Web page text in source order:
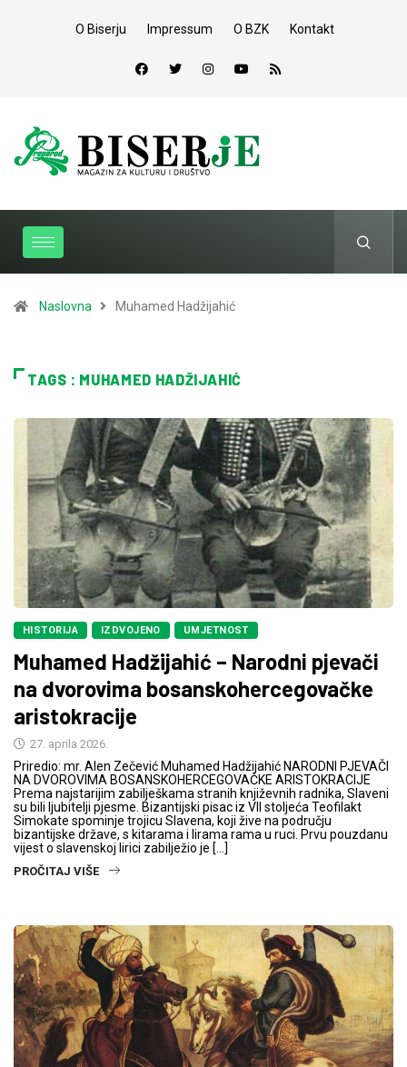
O Biserju Impressum O BZK Kontakt
Naslovna Muhamed Hadžijahić
TAGS : MUHAMED HADŽIJAHIĆ
HISTORIJA IZDVOJENO UMJETNOST
Muhamed Hadžijahić – Narodni pjevači
na dvorovima bosanskohercegovačke
aristokracije
27. aprila 2026.
Priredio: mr. Alen Zečević Muhamed Hadžijahić NARODNI PJEVAČI
NA DVOROVIMA BOSANSKOHERCEGOVAČKE ARISTOKRACIJE
Prema najstarijim zabilješkama stranih književnih radnika, Slaveni
su bili ljubitelji pjesme. Bizantijski pisac iz VII stoljeća Teofilakt
Simokate spominje trojicu Slavena, koji žive na području
bizantijske države, s kitarama i lirama rama u ruci. Prvu pouzdanu
vijest o slavenskoj lirici zabilježio je […]
PROČITAJ VIŠE